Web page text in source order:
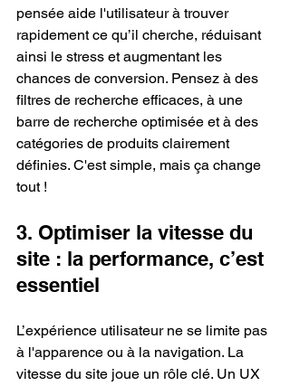
pensée aide l'utilisateur à trouver
rapidement ce qu’il cherche, réduisant
ainsi le stress et augmentant les
chances de conversion. Pensez à des
filtres de recherche efficaces, à une
barre de recherche optimisée et à des
catégories de produits clairement
définies. C'est simple, mais ça change
tout !
3. Optimiser la vitesse du
site : la performance, c’est
essentiel
L’expérience utilisateur ne se limite pas
à l'apparence ou à la navigation. La
vitesse du site joue un rôle clé. Un UX